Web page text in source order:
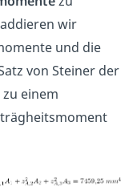
wir
und die
von Steiner der
einem